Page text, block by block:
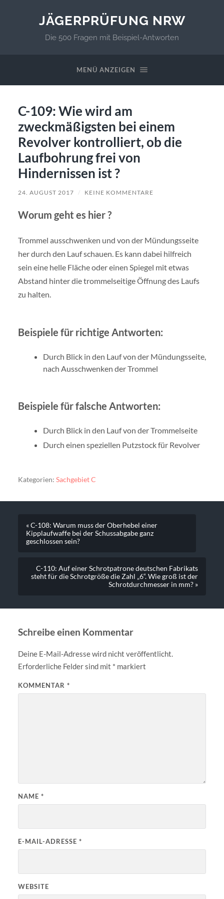
JÄGERPRÜFUNG NRW
Die 500 Fragen mit Beispiel-Antworten
MENÜ ANZEIGEN
C-109: Wie wird am
zweckmäßigsten bei einem
Revolver kontrolliert, ob die
Laufbohrung frei von
Hindernissen ist ?
24. AUGUST 2017 / KEINE KOMMENTARE
Worum geht es hier ?
Trommel ausschwenken und von der Mündungsseite
her durch den Lauf schauen. Es kann dabei hilfreich
sein eine helle Fläche oder einen Spiegel mit etwas
Abstand hinter die trommelseitige Öffnung des Laufs
zu halten.
Beispiele für richtige Antworten:
Durch Blick in den Lauf von der Mündungsseite,
nach Ausschwenken der Trommel
Beispiele für falsche Antworten:
Durch Blick in den Lauf von der Trommelseite
Durch einen speziellen Putzstock für Revolver
Kategorien: Sachgebiet C
« C-108: Warum muss der Oberhebel einer
Kipplaufwaffe bei der Schussabgabe ganz
geschlossen sein?
C-110: Auf einer Schrotpatrone deutschen Fabrikats
steht für die Schrotgröße die Zahl „6“. Wie groß ist der
Schrotdurchmesser in mm? »
Schreibe einen Kommentar
Deine E-Mail-Adresse wird nicht veröffentlicht.
Erforderliche Felder sind mit * markiert
KOMMENTAR *
NAME *
E-MAIL-ADRESSE *
WEBSITE